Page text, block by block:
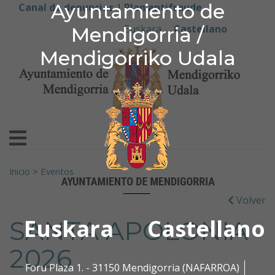
Ayuntamiento de
Mendigorria /
Mendigorriko Udala
Euskara Castellano
Foru Plaza 1. - 31150 Mendigorria (NAFARROA)
Ir al contenido
Ayuntamiento de
Canal de denuncias | Plan antifraude
Euskara
Castellano
Buscar:
Inicio > Eventos
Volver
SANTA APOLONIA
2026